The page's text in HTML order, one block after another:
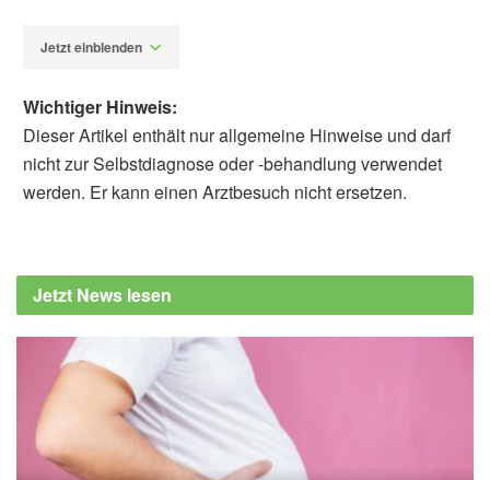
Jetzt einblenden
R. Griffin, Chester C. Clarke: Consideration
of the Aerosol Transmission for COVID‐19
(Veröffentlicht 01.05.2020),
Wichtiger Hinweis:
Dieser Artikel enthält nur allgemeine Hinweise und darf
nicht zur Selbstdiagnose oder -behandlung verwendet
werden. Er kann einen Arztbesuch nicht ersetzen.
Jetzt News lesen